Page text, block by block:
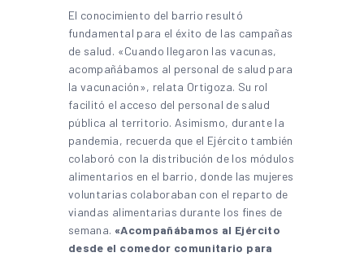
El conocimiento del barrio resultó
fundamental para el éxito de las campañas
de salud. «Cuando llegaron las vacunas,
acompañábamos al personal de salud para
la vacunación», relata Ortigoza. Su rol
facilitó el acceso del personal de salud
pública al territorio. Asimismo, durante la
pandemia, recuerda que el Ejército también
colaboró con la distribución de los módulos
alimentarios en el barrio, donde las mujeres
voluntarias colaboraban con el reparto de
viandas alimentarias durante los fines de
semana. «Acompañábamos al Ejército
desde el comedor comunitario para